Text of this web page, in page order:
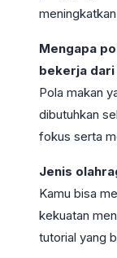
Mengapa
bekerja dari
Pola makan
dibutuhkan
fokus serta
Jenis
Kamu bisa
kekuatan
tutorial yang